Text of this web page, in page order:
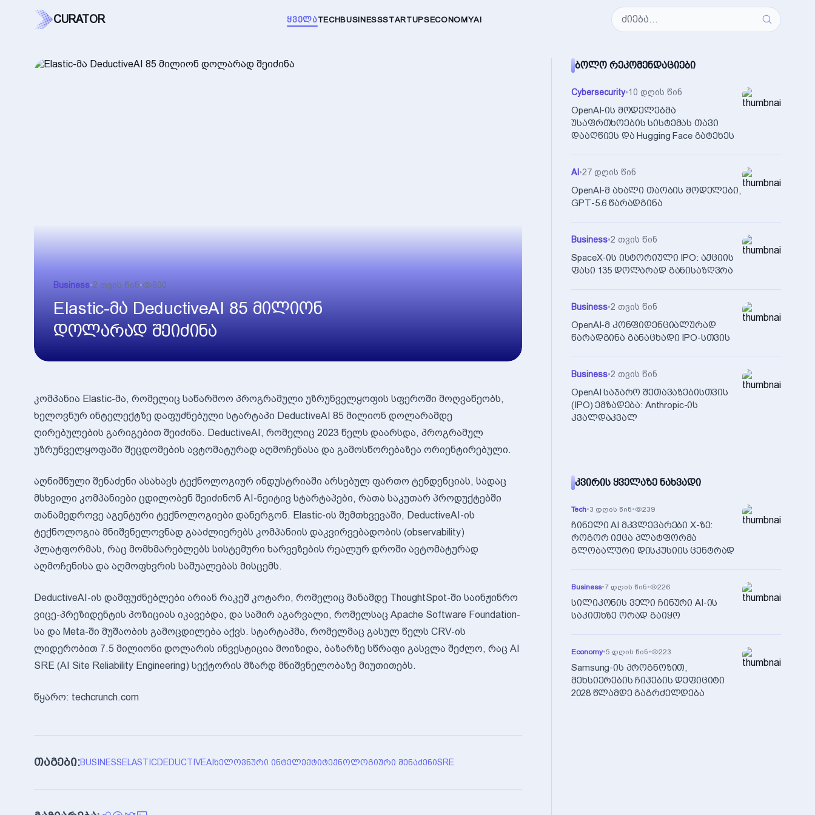
CURATOR ᲧᲕᲔᲚᲐTECHBUSINESSSTARTUPSECONOMYAI
Business•2 თვის წინ• 600
Elastic-მა DeductiveAI 85 მილიონ
დოლარად შეიძინა
კომპანია Elastic-მა, რომელიც საწარმოო პროგრამული უზრუნველყოფის სფეროში მოღვაწეობს,
ხელოვნურ ინტელექტზე დაფუძნებული სტარტაპი DeductiveAI 85 მილიონ დოლარამდე
ღირებულების გარიგებით შეიძინა. DeductiveAI, რომელიც 2023 წელს დაარსდა, პროგრამულ
უზრუნველყოფაში შეცდომების ავტომატურად აღმოჩენასა და გამოსწორებაზეა ორიენტირებული.
აღნიშნული შენაძენი ასახავს ტექნოლოგიურ ინდუსტრიაში არსებულ ფართო ტენდენციას, სადაც
მსხვილი კომპანიები ცდილობენ შეიძინონ AI-ნეიტივ სტარტაპები, რათა საკუთარ პროდუქტებში
თანამედროვე აგენტური ტექნოლოგიები დანერგონ. Elastic-ის შემთხვევაში, DeductiveAI-ის
ტექნოლოგია მნიშვნელოვნად გააძლიერებს კომპანიის დაკვირვებადობის (observability)
პლატფორმას, რაც მომხმარებლებს სისტემური ხარვეზების რეალურ დროში ავტომატურად
აღმოჩენისა და აღმოფხვრის საშუალებას მისცემს.
DeductiveAI-ის დამფუძნებლები არიან რაკეშ კოტარი, რომელიც მანამდე ThoughtSpot-ში საინჟინრო
ვიცე-პრეზიდენტის პოზიციას იკავებდა, და სამირ აგარვალი, რომელსაც Apache Software Foundation-
სა და Meta-ში მუშაობის გამოცდილება აქვს. სტარტაპმა, რომელმაც გასულ წელს CRV-ის
ლიდერობით 7.5 მილიონი დოლარის ინვესტიცია მოიზიდა, ბაზარზე სწრაფი გასვლა შეძლო, რაც AI
SRE (AI Site Reliability Engineering) სექტორის მზარდ მნიშვნელობაზე მიუთითებს.
წყარო: techcrunch.com
თაგები:BUSINESSELASTICDEDUCTIVEAI ᲮᲔᲚᲝᲕᲜᲣᲠᲘ ᲘᲜᲢᲔᲚᲔᲥᲢᲘᲢᲔᲥᲜᲝᲚᲝᲒᲘᲣᲠᲘ ᲨᲔᲜᲐᲫᲔᲜᲘSRE
ᲑᲝᲚᲝ ᲠᲔᲙᲝᲛᲔᲜᲓᲐᲪᲘᲔᲑᲘ
Cybersecurity•10 დღის წინ
OpenAI-ის მოდელებმა
უსაფრთხოების სისტემას თავი
დააღწიეს და Hugging Face გატეხეს
AI •27 დღის წინ
OpenAI-მ ახალი თაობის მოდელები,
GPT-5.6 წარადგინა
Business•2 თვის წინ
SpaceX-ის ისტორიული IPO: აქციის
ფასი 135 დოლარად განისაზღვრა
Business•2 თვის წინ
OpenAI-მ კონფიდენციალურად
წარადგინა განაცხადი IPO-სთვის
Business•2 თვის წინ
OpenAI საჯარო შეთავაზებისთვის
(IPO) ემზადება: Anthropic-ის
კვალდაკვალ
ᲙᲕᲘᲠᲘᲡ ᲧᲕᲔᲚᲐᲖᲔ ᲜᲐᲮᲕᲐᲓᲘ
Tech•3 დღის წინ• 239
ჩინელი AI მკვლევარები X-ზე:
როგორ იქცა პლატფორმა
გლობალური დისკუსიის ცენტრად
Business•7 დღის წინ• 226
სილიკონის ველი ჩინური AI-ის
საკითხზე ორად გაიყო
Economy•5 დღის წინ• 223
Samsung-ის პროგნოზით,
მეხსიერების ჩიპების დეფიციტი
2028 წლამდე გაგრძელდება